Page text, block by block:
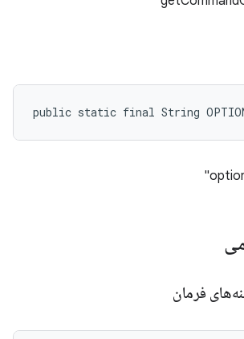
public static final String
فرمان